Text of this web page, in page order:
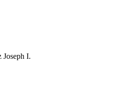
Joseph I.